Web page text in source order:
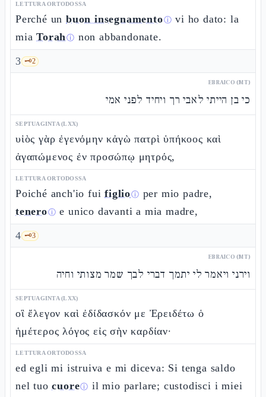
LETTURA ORTODOSSA
Perché un buon insegnamentoⓘ vi ho dato: la
miaTorahⓘ non abbandonate.
3 🗝️2
EBRAICO (MT)
כי בן הייתי לאבי רך ויחיד לפני אמי
SEPTUAGINTA (LXX)
υἱὸς γὰρ ἐγενόμην κἀγὼ πατρὶ ὑπήκοος καὶ
ἀγαπώμενος ἐν προσώπῳ μητρός,
LETTURA ORTODOSSA
Poiché anch'io fuifiglioⓘ per mio padre,
teneroⓘ e unico davanti a mia madre,
4 🗝️3
EBRAICO (MT)
וירני ויאמר לי יתמך דברי לבך שמר מצותי וחיה
SEPTUAGINTA (LXX)
οἳ ἔλεγον καὶ ἐδίδασκόν με Ἐρειδέτω ὁ
ἡμέτερος λόγος εἰς σὴν καρδίαν·
LETTURA ORTODOSSA
ed egli mi istruiva e mi diceva: Si tenga saldo
nel tuocuoreⓘ il mio parlare; custodisci i miei